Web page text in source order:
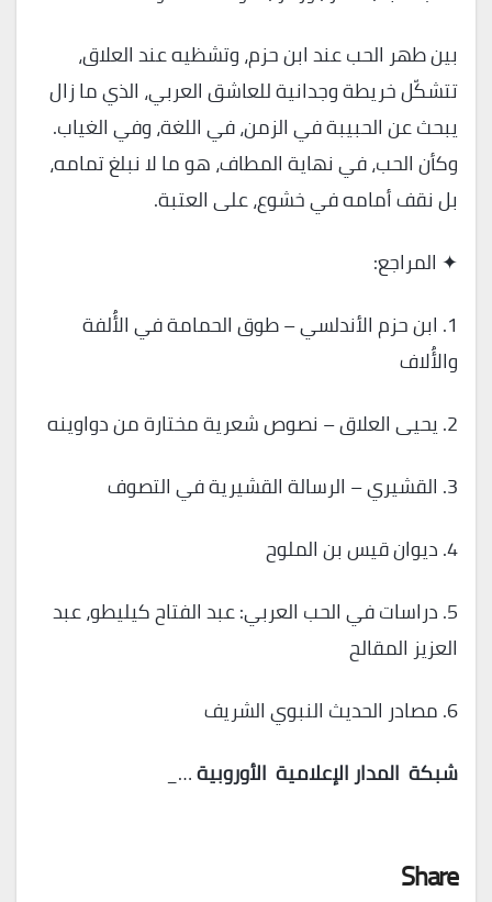
بين طهر الحب عند ابن حزم، وتشظيه عند العلاق،
تتشكّل خريطة وجدانية للعاشق العربي، الذي ما زال
يبحث عن الحبيبة في الزمن، في اللغة، وفي الغياب.
وكأن الحب، في نهاية المطاف، هو ما لا نبلغ تمامه،
بل نقف أمامه في خشوع، على العتبة.
✦ المراجع:
1. ابن حزم الأندلسي – طوق الحمامة في الأُلفة
والأُلاف
2. يحيى العلاق – نصوص شعرية مختارة من دواوينه
3. القشيري – الرسالة القشيرية في التصوف
4. ديوان قيس بن الملوح
5. دراسات في الحب العربي: عبد الفتاح كيليطو، عبد
العزيز المقالح
6. مصادر الحديث النبوي الشريف
شبكة المدار الإعلامية الأوروبية…_
Share